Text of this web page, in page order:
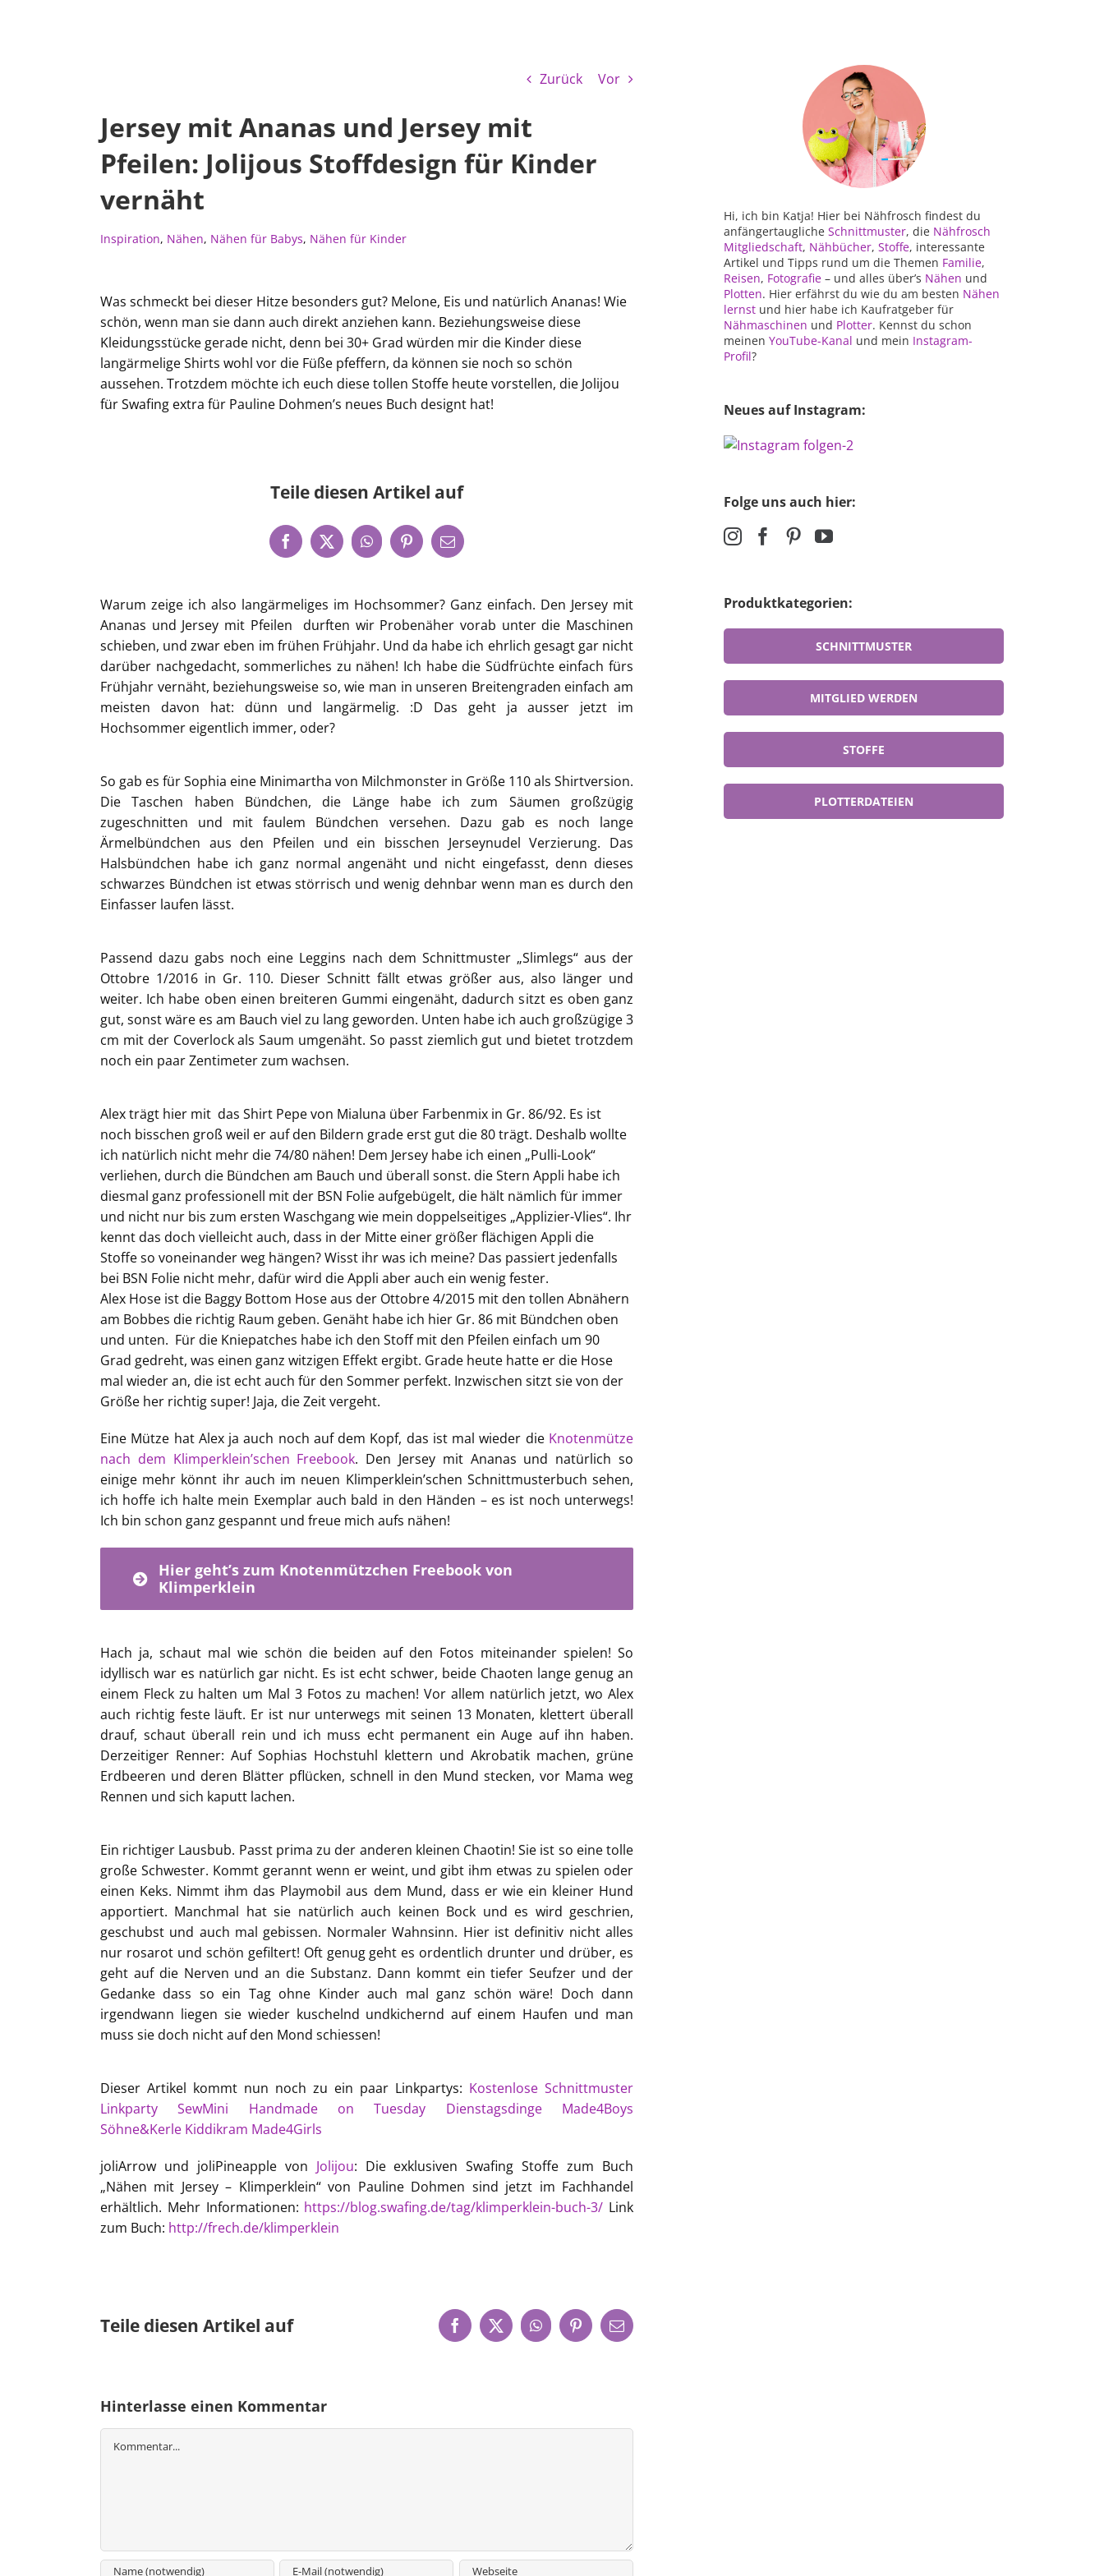
Zurück Vor
Jersey mit Ananas und Jersey mit
Pfeilen: Jolijous Stoffdesign für Kinder
vernäht
Inspiration, Nähen, Nähen für Babys, Nähen für Kinder
Was schmeckt bei dieser Hitze besonders gut? Melone, Eis und natürlich Ananas! Wie
schön, wenn man sie dann auch direkt anziehen kann. Beziehungsweise diese
Kleidungsstücke gerade nicht, denn bei 30+ Grad würden mir die Kinder diese
langärmelige Shirts wohl vor die Füße pfeffern, da können sie noch so schön
aussehen. Trotzdem möchte ich euch diese tollen Stoffe heute vorstellen, die Jolijou
für Swafing extra für Pauline Dohmen’s neues Buch designt hat!
Teile diesen Artikel auf
Warum zeige ich also langärmeliges im Hochsommer? Ganz einfach. Den Jersey mit
Ananas und Jersey mit Pfeilen durften wir Probenäher vorab unter die Maschinen
schieben, und zwar eben im frühen Frühjahr. Und da habe ich ehrlich gesagt gar nicht
darüber nachgedacht, sommerliches zu nähen! Ich habe die Südfrüchte einfach fürs
Frühjahr vernäht, beziehungsweise so, wie man in unseren Breitengraden einfach am
meisten davon hat: dünn und langärmelig. :D Das geht ja ausser jetzt im
Hochsommer eigentlich immer, oder?
So gab es für Sophia eine Minimartha von Milchmonster in Größe 110 als Shirtversion.
Die Taschen haben Bündchen, die Länge habe ich zum Säumen großzügig
zugeschnitten und mit faulem Bündchen versehen. Dazu gab es noch lange
Ärmelbündchen aus den Pfeilen und ein bisschen Jerseynudel Verzierung. Das
Halsbündchen habe ich ganz normal angenäht und nicht eingefasst, denn dieses
schwarzes Bündchen ist etwas störrisch und wenig dehnbar wenn man es durch den
Einfasser laufen lässt.
Passend dazu gabs noch eine Leggins nach dem Schnittmuster „Slimlegs“ aus der
Ottobre 1/2016 in Gr. 110. Dieser Schnitt fällt etwas größer aus, also länger und
weiter. Ich habe oben einen breiteren Gummi eingenäht, dadurch sitzt es oben ganz
gut, sonst wäre es am Bauch viel zu lang geworden. Unten habe ich auch großzügige 3
cm mit der Coverlock als Saum umgenäht. So passt ziemlich gut und bietet trotzdem
noch ein paar Zentimeter zum wachsen.
Alex trägt hier mit das Shirt Pepe von Mialuna über Farbenmix in Gr. 86/92. Es ist
noch bisschen groß weil er auf den Bildern grade erst gut die 80 trägt. Deshalb wollte
ich natürlich nicht mehr die 74/80 nähen! Dem Jersey habe ich einen „Pulli-Look“
verliehen, durch die Bündchen am Bauch und überall sonst. die Stern Appli habe ich
diesmal ganz professionell mit der BSN Folie aufgebügelt, die hält nämlich für immer
und nicht nur bis zum ersten Waschgang wie mein doppelseitiges „Applizier-Vlies“. Ihr
kennt das doch vielleicht auch, dass in der Mitte einer größer flächigen Appli die
Stoffe so voneinander weg hängen? Wisst ihr was ich meine? Das passiert jedenfalls
bei BSN Folie nicht mehr, dafür wird die Appli aber auch ein wenig fester.
Alex Hose ist die Baggy Bottom Hose aus der Ottobre 4/2015 mit den tollen Abnähern
am Bobbes die richtig Raum geben. Genäht habe ich hier Gr. 86 mit Bündchen oben
und unten. Für die Kniepatches habe ich den Stoff mit den Pfeilen einfach um 90
Grad gedreht, was einen ganz witzigen Effekt ergibt. Grade heute hatte er die Hose
mal wieder an, die ist echt auch für den Sommer perfekt. Inzwischen sitzt sie von der
Größe her richtig super! Jaja, die Zeit vergeht.
Eine Mütze hat Alex ja auch noch auf dem Kopf, das ist mal wieder die Knotenmütze
nach dem Klimperklein’schen Freebook. Den Jersey mit Ananas und natürlich so
einige mehr könnt ihr auch im neuen Klimperklein’schen Schnittmusterbuch sehen,
ich hoffe ich halte mein Exemplar auch bald in den Händen – es ist noch unterwegs!
Ich bin schon ganz gespannt und freue mich aufs nähen!
Hier geht’s zum Knotenmützchen Freebook von
Klimperklein
Hach ja, schaut mal wie schön die beiden auf den Fotos miteinander spielen! So
idyllisch war es natürlich gar nicht. Es ist echt schwer, beide Chaoten lange genug an
einem Fleck zu halten um Mal 3 Fotos zu machen! Vor allem natürlich jetzt, wo Alex
auch richtig feste läuft. Er ist nur unterwegs mit seinen 13 Monaten, klettert überall
drauf, schaut überall rein und ich muss echt permanent ein Auge auf ihn haben.
Derzeitiger Renner: Auf Sophias Hochstuhl klettern und Akrobatik machen, grüne
Erdbeeren und deren Blätter pflücken, schnell in den Mund stecken, vor Mama weg
Rennen und sich kaputt lachen.
Ein richtiger Lausbub. Passt prima zu der anderen kleinen Chaotin! Sie ist so eine tolle
große Schwester. Kommt gerannt wenn er weint, und gibt ihm etwas zu spielen oder
einen Keks. Nimmt ihm das Playmobil aus dem Mund, dass er wie ein kleiner Hund
apportiert. Manchmal hat sie natürlich auch keinen Bock und es wird geschrien,
geschubst und auch mal gebissen. Normaler Wahnsinn. Hier ist definitiv nicht alles
nur rosarot und schön gefiltert! Oft genug geht es ordentlich drunter und drüber, es
geht auf die Nerven und an die Substanz. Dann kommt ein tiefer Seufzer und der
Gedanke dass so ein Tag ohne Kinder auch mal ganz schön wäre! Doch dann
irgendwann liegen sie wieder kuschelnd undkichernd auf einem Haufen und man
muss sie doch nicht auf den Mond schiessen!
Dieser Artikel kommt nun noch zu ein paar Linkpartys: Kostenlose Schnittmuster
Linkparty
SewMini Handmade on Tuesday Dienstagsdinge
Made4Boys
Söhne&Kerle Kiddikram Made4Girls
joliArrow und joliPineapple von Jolijou: Die exklusiven SwafingStoffe zum Buch
„Nähen mit Jersey – Klimperklein“ von Pauline Dohmen sind jetzt im Fachhandel
erhältlich. Mehr Informationen: https://blog.swafing.de/tag/klimperklein-buch-3/ Link
zum Buch: http://frech.de/klimperklein
Teile diesen Artikel auf Facebook
X WhatsAppPinterest
E-
Mail
Hinterlasse einen Kommentar
Hi, ich bin Katja! Hier bei Nähfrosch findest du
anfängertaugliche Schnittmuster, die Nähfrosch
Mitgliedschaft, Nähbücher, Stoffe, interessante
Artikel und Tipps rund um die Themen Familie,
Reisen, Fotografie – und alles über’s Nähen und
Plotten. Hier erfährst du wie du am besten Nähen
lernst und hier habe ich Kaufratgeber für
Nähmaschinen und Plotter. Kennst du schon
meinen YouTube-Kanal und mein Instagram-
Profil?
Neues auf Instagram:
Folge uns auch hier:
Produktkategorien:
SCHNITTMUSTER
MITGLIED WERDEN
STOFFE
PLOTTERDATEIEN